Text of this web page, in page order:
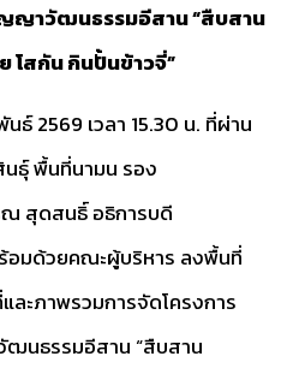
ญาวัฒนธรรมอีสาน “สืบสาน
โสกัน กินปั้นข้าวจี่”
2569 เวลา 15.30 น. ที่ผ่าน
ธุ์ พื้นที่นามน รอง
สุดสนธิ์ อธิการบดี
อมด้วยคณะผู้บริหาร ลงพื้นที่
ะภาพรวมการจัดโครงการ
นธรรมอีสาน “สืบสาน